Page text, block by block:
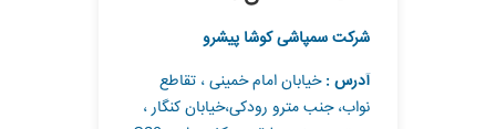
شرکت سمپاشی کوشا پیشرو
آدرس :خیابان امام خمینی ، تقاطع
نواب، جنب مترو رودکی،خیابان کنگار ،